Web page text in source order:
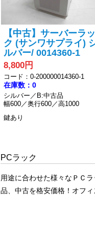
【中古】サーバーラッ
ク (サンワサプライ)
ルバー/ 0014360-1
8,800円
コード：0-200000014360-1
在庫数：0
シルバー／B:中古品
幅600／奥行600／高1000
鍵あり
PCラック
用途に合わせた様々なＰＣ
品、中古を格安価格！オフ